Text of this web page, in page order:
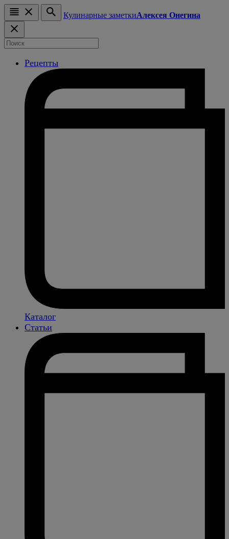
Кулинарные заметкиАлексея Онегина
Рецепты
Каталог
Статьи